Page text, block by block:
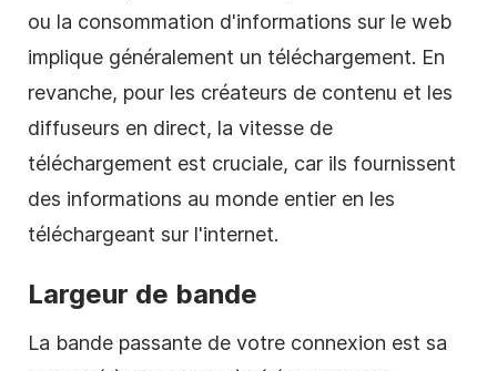
ou la consommation d'informations sur le web
implique généralement un téléchargement. En
revanche, pour les créateurs de contenu et les
diffuseurs en direct, la vitesse de
téléchargement est cruciale, car ils fournissent
des informations au monde entier en les
téléchargeant sur l'internet.
Largeur de bande
La bande passante de votre connexion est sa